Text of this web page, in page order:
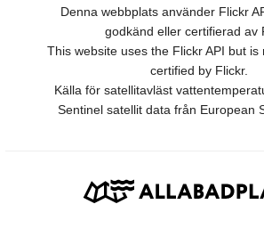
Denna webbplats använder Flickr
godkänd eller certifierad av
This website uses the Flickr API but is
certified by Flickr.
Källa för satellitavläst
Sentinel satellit data från European